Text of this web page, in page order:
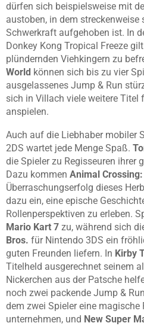
dürfen sich beispielsweise mit
austoben, in dem streckenweise
Schwerkraft aufgehoben ist. In
Donkey Kong Tropical Freeze
plündernden Viehkingern zu
World können sich bis zu vier
ausgelassenes Jump & Run
sich in Villach viele weitere Titel
anspielen.
Auch auf die Liebhaber mobiler
2DS wartet jede Menge Spaß.
die Spieler zu Regisseuren ihrer
Dazu kommen Animal
Überraschungserfolg dieses
dazu ein, eine epische
Rollenperspektiven zu erleben.
Mario Kart 7 zu, während sich
Bros. für Nintendo 3DS ein
guten Freunden liefern. In Kirby
Titelheld ausgerechnet seinem
Nickerchen aus der Patsche
noch zwei packende Jump &
dem zwei Spieler eine magische
unternehmen, und New Super